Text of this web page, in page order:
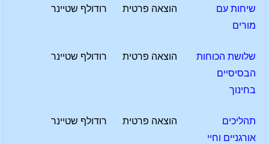
שיחות עם
מורים
הוצאה פרטית רודולף שטיינר
שלושת הכוחות
הבסיסיים
בחינוך
הוצאה פרטית רודולף שטיינר
תהליכים
אורגניים וחיי
הוצאה פרטית רודולף שטיינר